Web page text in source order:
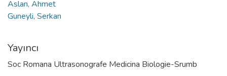
Aslan, Ahmet
Guneyli, Serkan
Yayıncı
Soc Romana Ultrasonografe Medicina Biologie-Srumb